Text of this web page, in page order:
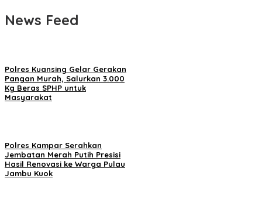
News Feed
Polres Kuansing Gelar Gerakan
Pangan Murah, Salurkan 3.000
Kg Beras SPHP untuk
Masyarakat
Polres Kampar Serahkan
Jembatan Merah Putih Presisi
Hasil Renovasi ke Warga Pulau
Jambu Kuok